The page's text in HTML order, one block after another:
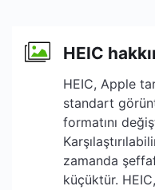
HEIC
HEIC, Apple
standart
formatını
zamanda
küçüktür.